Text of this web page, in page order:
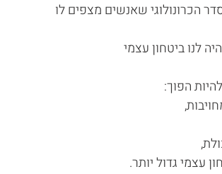
הכרונולוגי שאנשים מצפים לו
לנו ביטחון עצמי
הפוך:
עצמי גדול יותר.